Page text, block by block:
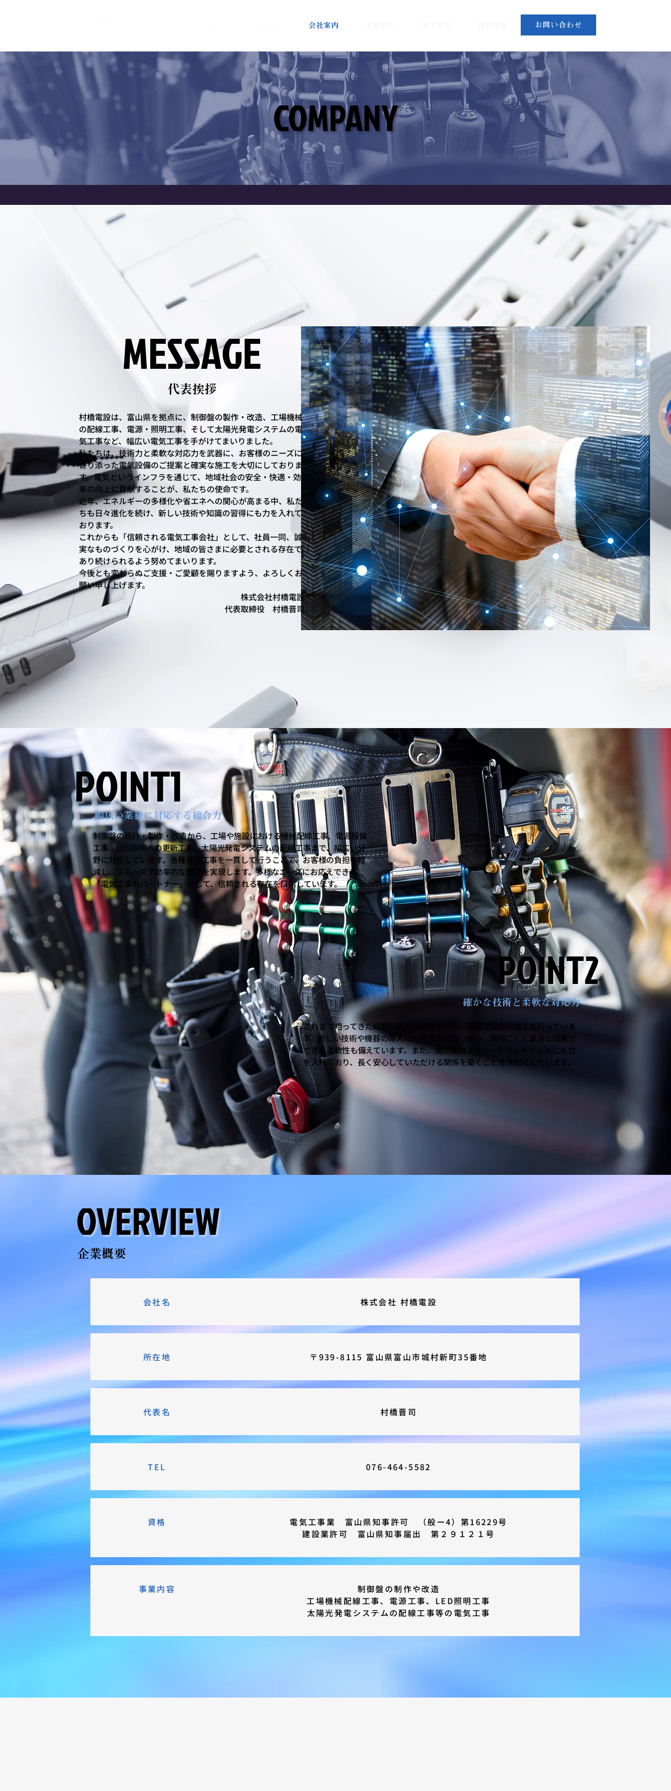
会社案内 お問い合わせ
COMPANY
COMPANY
MESSAGE
MESSAGE
​代表挨拶
村橋電設は、富山県を拠点に、制御盤の製作・改造、工場機械
の配線工事、電源・照明工事、そして太陽光発電システムの電
気工事など、幅広い電気工事を手がけてまいりました。
私たちは、技術力と柔軟な対応力を武器に、お客様のニーズに
寄り添った電気設備のご提案と確実な施工を大切にしておりま
す。電気というインフラを通じて、地域社会の安全・快適・効
率の向上に貢献することが、私たちの使命です。
近年、エネルギーの多様化や省エネへの関心が高まる中、私た
ちも日々進化を続け、新しい技術や知識の習得にも力を入れて
おります。
これからも「信頼される電気工事会社」として、社員一同、誠
実なものづくりを心がけ、地域の皆さまに必要とされる存在で
あり続けられるよう努めてまいります。
今後とも変わらぬご支援・ご愛顧を賜りますよう、よろしくお
願い申し上げます。
株式会社村橋電設
代表取締役 村橋晋司
POINT1
POINT1
幅広い業務に対応する総合力
制御盤の設計・製作・改造から、工場や施設における機械配線工事、電源設備
工事、LED照明への更新工事、太陽光発電システムの配線工事まで、幅広い分
野に対応しています。各種電気工事を一貫して行うことで、お客様の負担を軽
減し、スムーズで効率的な施工を実現します。多様なニーズにお応えできる
「電気工事のパートナー」として、信頼される存在を目指しています。
POINT2
POINT2
確かな技術と柔軟な対応力
これまで培ってきた経験と専門知識をもとに、確実で安全な施工を行っていま
す。新しい技術や機器の導入にも積極的に取り組み、現場ごとに最適な提案が
できる柔軟性も備えています。また、施工後のフォローやメンテナンスにも力
を入れており、長く安心していただける関係を築くことを大切にしています。
OVERVIEW
OVERVIEW
​企業概要
株式会社 村橋電設
​会社名
〒939-8115 富山県富山市城村新町35番地
​所在地
村橋晋司
​代表名
076-464-5582
​TEL
電気工事業 富山県知事許可 （般ー4）第16229号
建設業許可 富山県知事届出 第２９１２１号
資格
制御盤の制作や改造
工場機械配線工事、電源工事、LED照明工事
太陽光発電システムの配線工事等の電気工事
​事業内容